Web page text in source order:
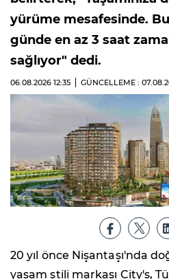
yürüme mesafesinde.
günde en az 3 saat
sağlıyor" dedi.
06.08.2026 12:35 GÜNCELLEME :
20 yıl önce Nişantaşı'nda
yaşam stili markası City's,